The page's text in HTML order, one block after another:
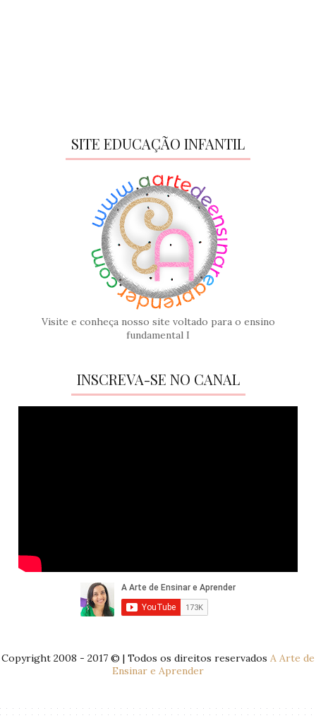
SITE EDUCAÇÃO INFANTIL
Visite e conheça nosso site voltado para o ensino
fundamental I
INSCREVA-SE NO CANAL
Copyright 2008 - 2017 © | Todos os direitos reservados A Arte de
Ensinar e Aprender